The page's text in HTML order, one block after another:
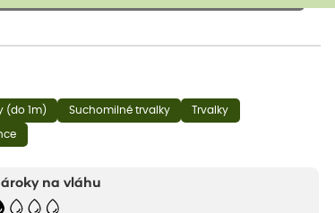
(do 1m) Suchomilné trvalky Trvalky
na vláhu